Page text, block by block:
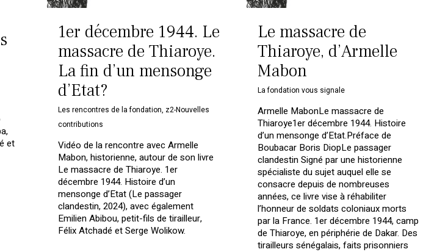
et
1er décembre 1944. Le
massacre de Thiaroye.
La fin d’un mensonge
d’Etat?
Les rencontres de la fondation, z2-Nouvelles
contributions
Vidéo de la rencontre avec Armelle
Mabon, historienne, autour de son livre
Le massacre de Thiaroye. 1er
décembre 1944. Histoire d’un
mensonge d’Etat (Le passager
clandestin, 2024), avec également
Emilien Abibou, petit-fils de tirailleur,
Félix Atchadé et Serge Wolikow.
Le massacre de
Thiaroye, d’Armelle
Mabon
La fondation vous signale
Armelle MabonLe massacre de
Thiaroye1er décembre 1944. Histoire
d’un mensonge d’Etat.Préface de
Boubacar Boris DiopLe passager
clandestin Signé par une historienne
spécialiste du sujet auquel elle se
consacre depuis de nombreuses
années, ce livre vise à réhabiliter
l’honneur de soldats coloniaux morts
par la France. 1er décembre 1944, camp
de Thiaroye, en périphérie de Dakar. Des
tirailleurs sénégalais, faits prisonniers